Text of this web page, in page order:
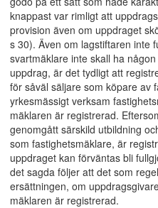
knappast var rimligt att
provision även om uppdraget
s 30). Även om lagstiftaren inte
svartmäklare inte skall ha
uppdrag, är det tydligt att
för såväl säljare som köpare av
yrkesmässigt verksam
mäklaren är registrerad.
genomgått särskild utbildning
som fastighetsmäklare, är
uppdraget kan förväntas bli
det sagda följer att det som
ersättningen, om
mäklaren är registrerad.